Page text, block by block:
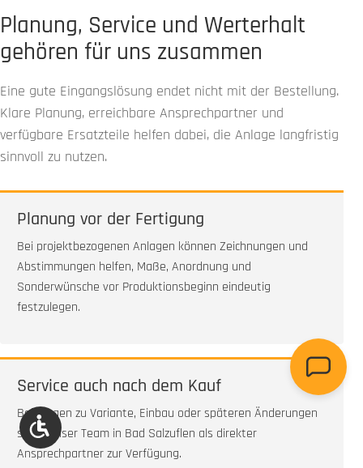
Planung, Service und Werterhalt
gehören für uns zusammen
Eine gute Eingangslösung endet nicht mit der Bestellung.
Klare Planung, erreichbare Ansprechpartner und
verfügbare Ersatzteile helfen dabei, die Anlage langfristig
sinnvoll zu nutzen.
Planung vor der Fertigung
Bei projektbezogenen Anlagen können Zeichnungen und
Abstimmungen helfen, Maße, Anordnung und
Sonderwünsche vor Produktionsbeginn eindeutig
festzulegen.
Service auch nach dem Kauf
Bei Fragen zu Variante, Einbau oder späteren Änderungen
steht unser Team in Bad Salzuflen als direkter
Ansprechpartner zur Verfügung.
Werkzeugleiste anzeigen